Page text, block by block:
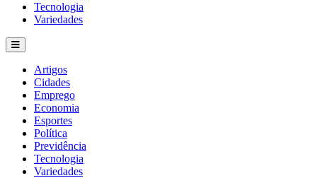
Tecnologia
Variedades
Artigos
Cidades
Emprego
Economia
Esportes
Política
Previdência
Tecnologia
Variedades